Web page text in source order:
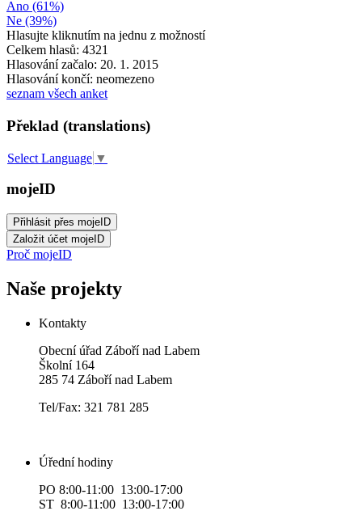
Ano (61%)
Ne (39%)
Hlasujte kliknutím na jednu z možností
Celkem hlasů: 4321
Hlasování začalo: 20. 1. 2015
Hlasování končí: neomezeno
seznam všech anket
Překlad (translations)
Select Language ▼
mojeID
Proč mojeID
Naše projekty
Kontakty
Obecní úřad Záboří nad Labem
Školní 164
285 74 Záboří nad Labem
Tel/Fax: 321 781 285
Úřední hodiny
PO 8:00-11:00 13:00-17:00
ST 8:00-11:00 13:00-17:00